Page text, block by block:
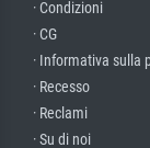
· Condizioni
· CG
· Informativa sulla
· Recesso
· Reclami
· Su di noi